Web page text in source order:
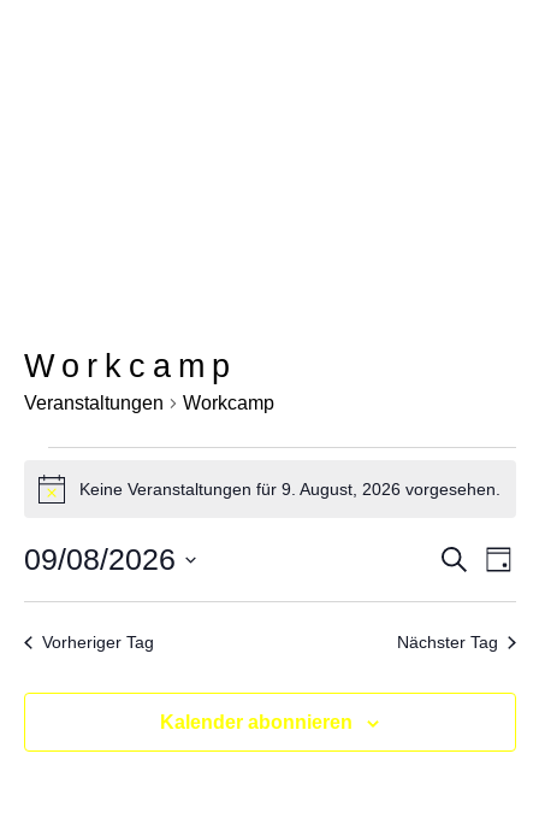
Workcamp
Veranstaltungen Workcamp
Veranstaltungen
für
9.
2026
HinweisKeine Veranstaltungen für 9. August, 2026 vorgesehen.
und
SucheTag
09/08/2026
Datum
wählen.
Vorheriger Tag Nächster Tag
Kalender abonnieren